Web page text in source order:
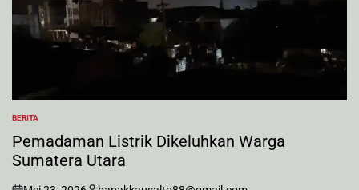
POSTED
IN
BERITA
Pemadaman Listrik Dikeluhkan Warga
Sumatera Utara